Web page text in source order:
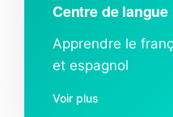
Centre de langue
Apprendre le
et espagnol
Voir plus